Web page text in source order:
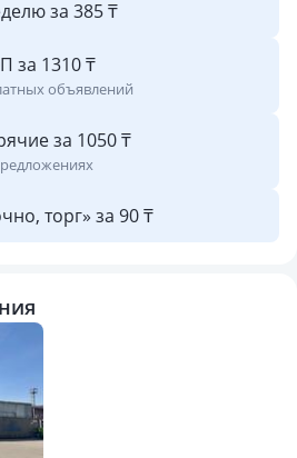
за 385 ₸
за 1310 ₸
объявлений
за 1050 ₸
торг» за 90 ₸